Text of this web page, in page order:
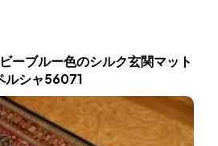
ーブルー色のシルク玄関マット
ルシャ56071